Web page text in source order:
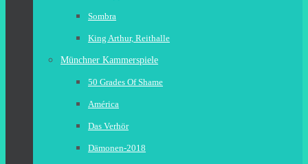
Sombra
King Arthur, Reithalle
Münchner Kammerspiele
50 Grades Of Shame
América
Das Verhör
Dämonen-2018